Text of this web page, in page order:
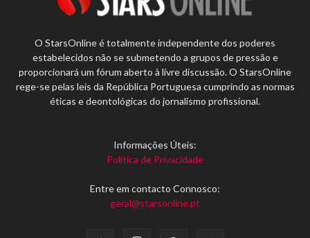
O StarsOnline é totalmente independente dos poderes
estabelecidos não se submetendo a grupos de pressão e
proporcionará um fórum aberto à livre discussão. O StarsOnline
rege-se pelas leis da República Portuguesa cumprindo as normas
éticas e deontológicas do jornalismo profissional.
Informações Úteis:
Política de Privacidade
Entre em contacto Connosco:
geral@starsonline.pt